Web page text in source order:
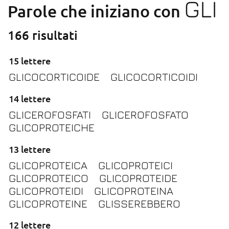
Parole che iniziano con GLI
166 risultati
15 lettere
GLICOCORTICOIDE GLICOCORTICOIDI
14 lettere
GLICEROFOSFATI
GLICEROFOSFATO
GLICOPROTEICHE
13 lettere
GLICOPROTEICA
GLICOPROTEICI
GLICOPROTEICO
GLICOPROTEIDE
GLICOPROTEIDI
GLICOPROTEINA
GLICOPROTEINE
GLISSEREBBERO
12 lettere